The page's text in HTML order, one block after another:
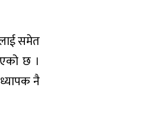
समेत
छ ।
नै